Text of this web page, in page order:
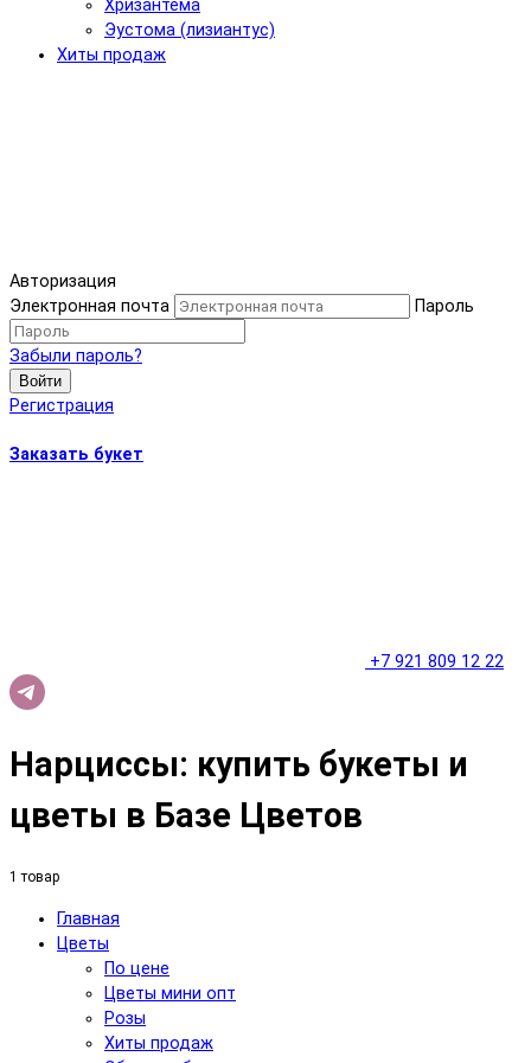
Хризантема
Эустома (лизиантус)
Хиты продаж
Авторизация
Электронная почта
Пароль
Забыли пароль?
Войти
Регистрация
Заказать букет
+7 921 809 12 22
Нарциссы: купить букеты и
цветы в Базе Цветов
1 товар
Главная
Цветы
По цене
Цветы мини опт
Розы
Хиты продаж